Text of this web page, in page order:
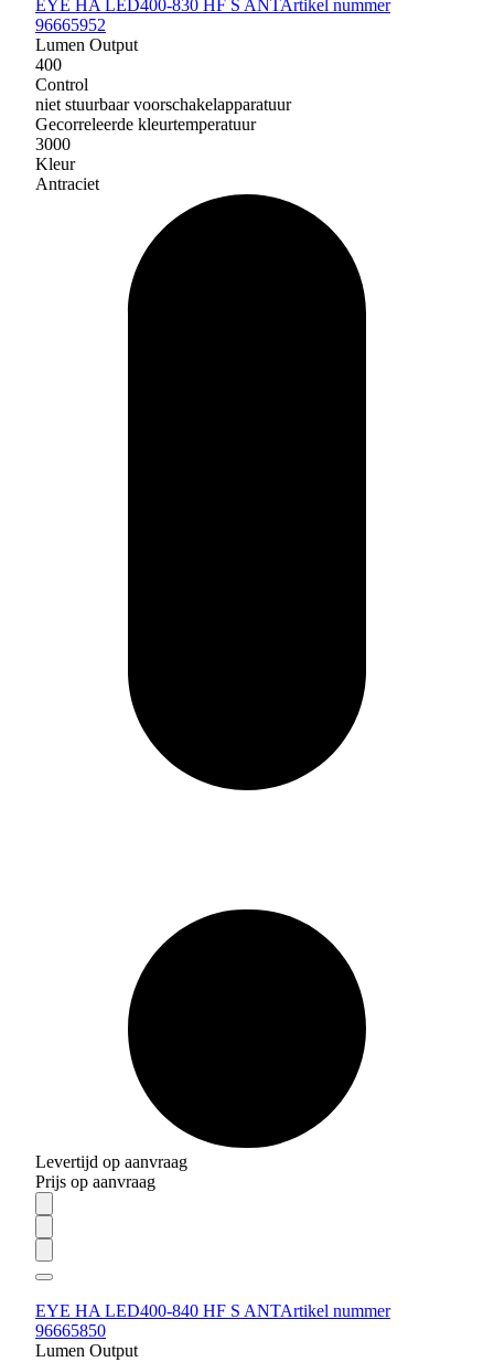
EYE HA LED400-830 HF S ANTArtikel nummer
96665952
Lumen Output
400
Control
niet stuurbaar voorschakelapparatuur
Gecorreleerde kleurtemperatuur
3000
Kleur
Antraciet
Levertijd op aanvraag
Prijs op aanvraag
EYE HA LED400-840 HF S ANTArtikel nummer
96665850
Lumen Output